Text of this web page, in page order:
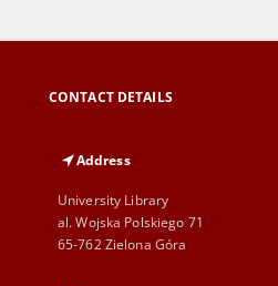
CONTACT DETAILS
Address
University Library
al. Wojska Polskiego 71
65-762 Zielona Góra